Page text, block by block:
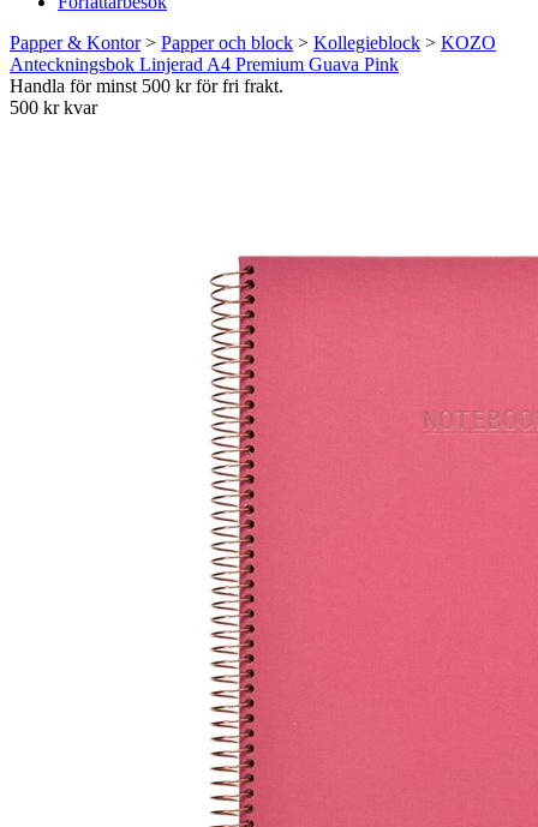
Papper & Kontor> Papper och block > Kollegieblock > KOZO
Anteckningsbok Linjerad A4 Premium Guava Pink
Handla för minst 500 kr för fri frakt.
500 kr kvar